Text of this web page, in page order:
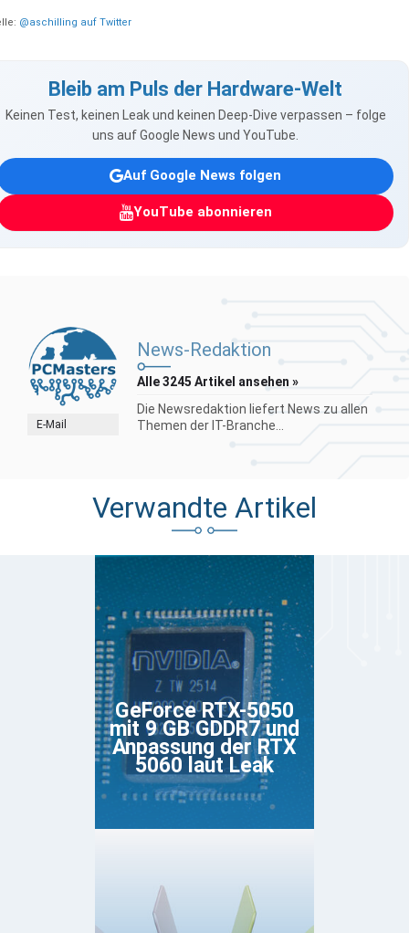
@aschilling auf Twitter
Bleib am Puls der Hardware-Welt
Keinen Test, keinen Leak und keinen Deep-Dive verpassen – folge
uns auf Google News und YouTube.
Auf Google News folgen
YouTube abonnieren
E-Mail
News-Redaktion
Alle 3245 Artikel ansehen »
Die Newsredaktion liefert News zu allen
Themen der IT-Branche...
Verwandte Artikel
GeForce RTX-5050
mit 9 GB GDDR7 und
Anpassung der RTX
5060 laut Leak